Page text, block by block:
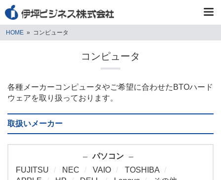
HOME » コンピュータ
コンピュータ
各種メーカーコンピュータやご希望に合わせたBTOハード
ウェアを取り扱っております。
取扱いメーカー
パソコン
FUJITSU
NEC VAIO
TOSHIBA